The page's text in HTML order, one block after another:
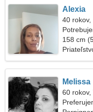
Alexia
40 rokov,
spolu
158 cm
Melissa
60 rokov,